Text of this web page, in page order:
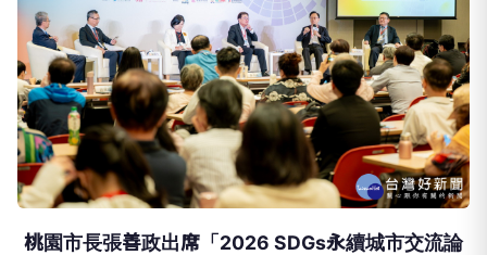
桃園市長張善政出席「2026 SDGs永續城市交流論